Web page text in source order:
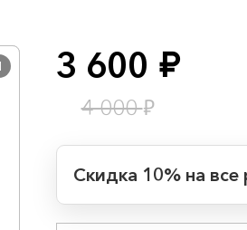
3 600 руб.
4 000₽
Скидка 10% на все